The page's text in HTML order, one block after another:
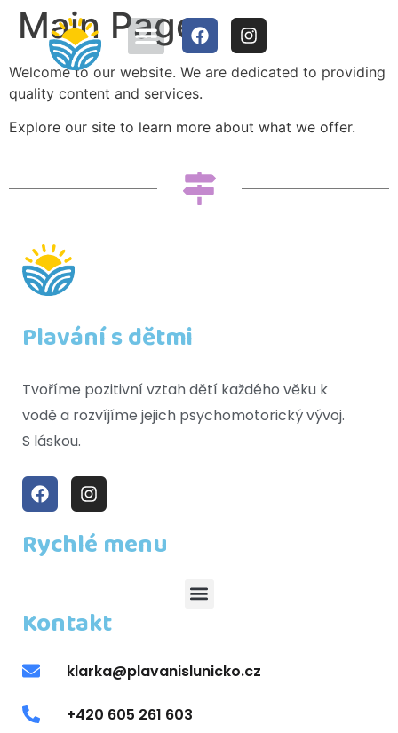
Main Page
Welcome to our website. We are dedicated to providing
quality content and services.
Explore our site to learn more about what we offer.
Plavání s dětmi
Tvoříme pozitivní vztah dětí každého věku k
vodě a rozvíjíme jejich psychomotorický vývoj.
S láskou.
Rychlé menu
Kontakt
klarka@plavanislunicko.cz
+420 605 261 603